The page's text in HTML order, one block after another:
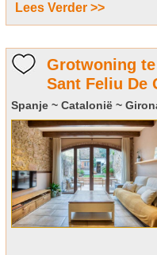
Lees Verder >>
Grotwoning
Sant Feliu De
Spanje ~ Catalonië ~